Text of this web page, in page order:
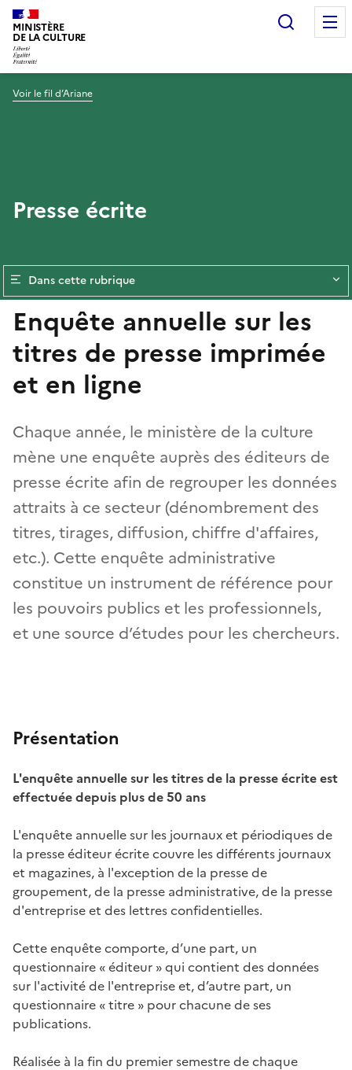
MINISTÈRE
DE LA CULTURE
Voir le fil d’Ariane
Presse écrite
Dans cette rubrique
Enquête annuelle sur les
titres de presse imprimée
et en ligne
Chaque année, le ministère de la culture
mène une enquête auprès des éditeurs de
presse écrite afin de regrouper les données
attraits à ce secteur (dénombrement des
titres, tirages, diffusion, chiffre d'affaires,
etc.). Cette enquête administrative
constitue un instrument de référence pour
les pouvoirs publics et les professionnels,
et une source d’études pour les chercheurs.
Présentation
L'enquête annuelle sur les titres de la presse écrite est
effectuée depuis plus de 50 ans
L'enquête annuelle sur les journaux et périodiques de
la presse éditeur écrite couvre les différents journaux
et magazines, à l'exception de la presse de
groupement, de la presse administrative, de la presse
d'entreprise et des lettres confidentielles.
Cette enquête comporte, d’une part, un
questionnaire « éditeur » qui contient des données
sur l'activité de l'entreprise et, d’autre part, un
questionnaire « titre » pour chacune de ses
publications.
Réalisée à la fin du premier semestre de chaque